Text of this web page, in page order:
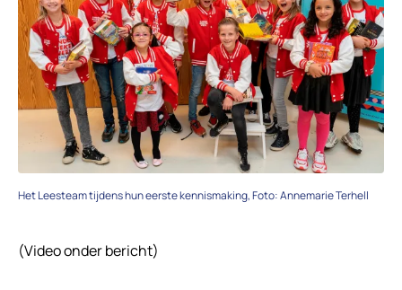
Het Leesteam tijdens hun eerste kennismaking, Foto: Annemarie Terhell
(Video onder bericht)